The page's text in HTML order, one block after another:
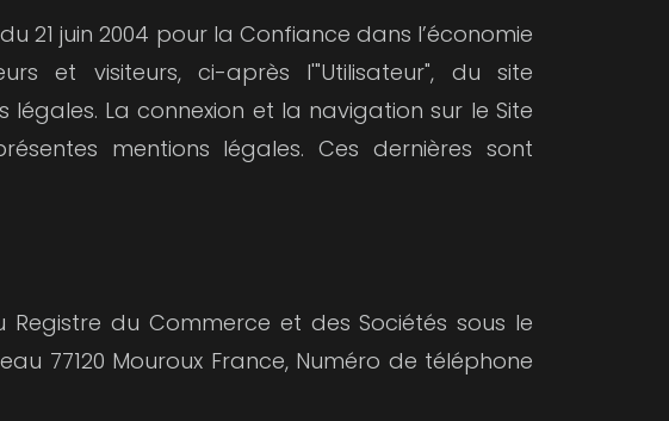
21 juin 2004 pour la Confiance dans l’économie
et visiteurs, ci-après l'"Utilisateur", du site
La connexion et la navigation sur le Site
mentions légales. Ces dernières sont
du Commerce et des Sociétés sous le
77120 Mouroux France, Numéro de téléphone